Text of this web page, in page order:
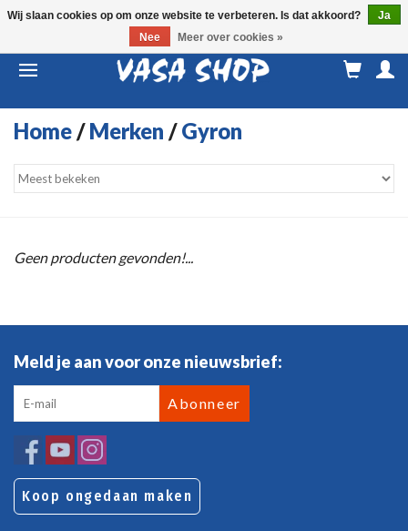
Home/Merken /Gyron
Geen producten gevonden!...
Meld je aan voor onze nieuwsbrief:
Abonneer
Koop ongedaan maken
Wij slaan cookies op om onze website te verbeteren. Is dat akkoord?
Ja
Nee
Meer over cookies »